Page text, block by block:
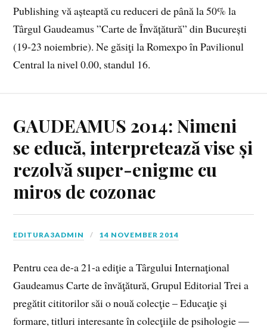
Publishing vă așteaptă cu reduceri de până la 50% la
Târgul Gaudeamus ”Carte de Învățătură” din București
(19-23 noiembrie). Ne găsiţi la Romexpo în Pavilionul
Central la nivel 0.00, standul 16.
GAUDEAMUS 2014: Nimeni
se educă, interpretează vise și
rezolvă super-enigme cu
miros de cozonac
EDITURA3ADMIN 14 NOVEMBER 2014
Pentru cea de-a 21-a ediţie a Târgului Internaţional
Gaudeamus Carte de învăţătură, Grupul Editorial Trei a
pregătit cititorilor săi o nouă colecţie – Educaţie şi
formare, titluri interesante în colecţiile de psihologie —